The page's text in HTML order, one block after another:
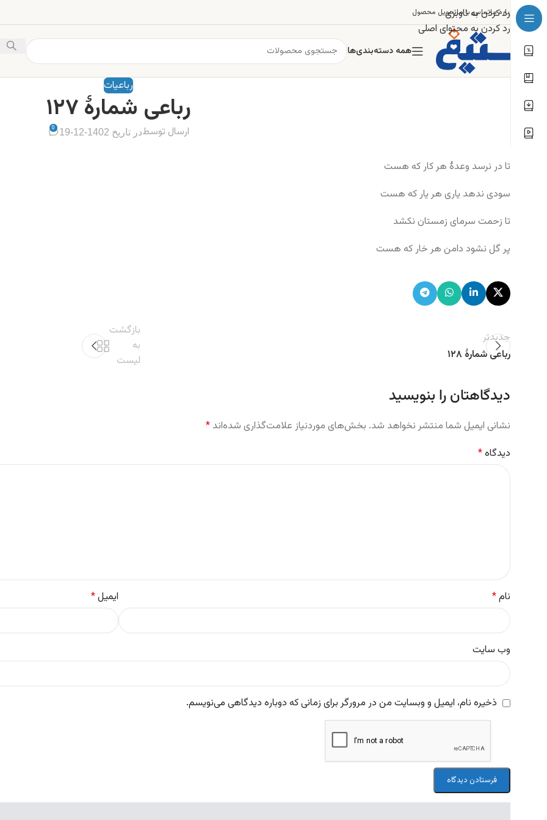
رد کردن به ناوبری
رد کردن به محتوای اصلی
درباره ماتماس با ماتحویل محصول
همه دسته‌بندی‌ها
رباعیات
رباعی شمارهٔ ۱۲۷
ارسال توسطدر تاریخ 1402-12-19 0
تا در نرسد وعدهٔ هر کار که هست
سودی ندهد یاری هر یار که هست
تا زحمت سرمای زمستان نکشد
پر گل نشود دامن هر خار که هست
جدیدتر
رباعی شمارهٔ ۱۲۸
بازگشت
به
لیست
دیدگاهتان را بنویسید
نشانی ایمیل شما منتشر نخواهد شد. بخش‌های موردنیاز علامت‌گذاری شده‌اند *
دیدگاه*
نام* ایمیل*
وب‌ سایت
ذخیره نام، ایمیل و وبسایت من در مرورگر برای زمانی که دوباره دیدگاهی می‌نویسم.